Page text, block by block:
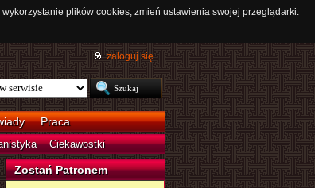
plików cookies, zmień ustawienia swojej przeglądarki.
zaloguj się
Praca
Ciekawostki
Zostań Patronem